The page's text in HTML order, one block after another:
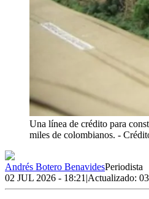
Una línea de crédito para
miles de colombianos. -
Andrés Botero BenavidesPeriodista
02 JUL 2026 - 18:21 |Actualizado: